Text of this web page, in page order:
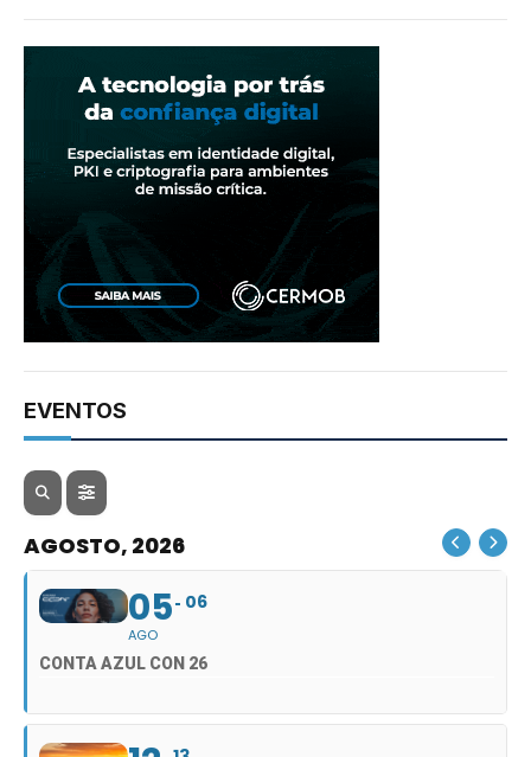
EVENTOS
AGOSTO, 2026
05
AGO
06
CONTA AZUL CON 26